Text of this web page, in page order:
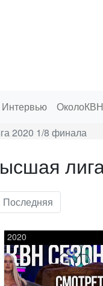
Интервью ОколоКВН
2020 1/8 финала
Последняя
2020